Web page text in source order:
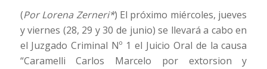
(Por Lorena Zerneri*) El próximo miércoles, jueves
y viernes (28, 29 y 30 de junio) se llevará a cabo en
el Juzgado Criminal Nº 1 el Juicio Oral de la causa
“Caramelli Carlos Marcelo por extorsion y